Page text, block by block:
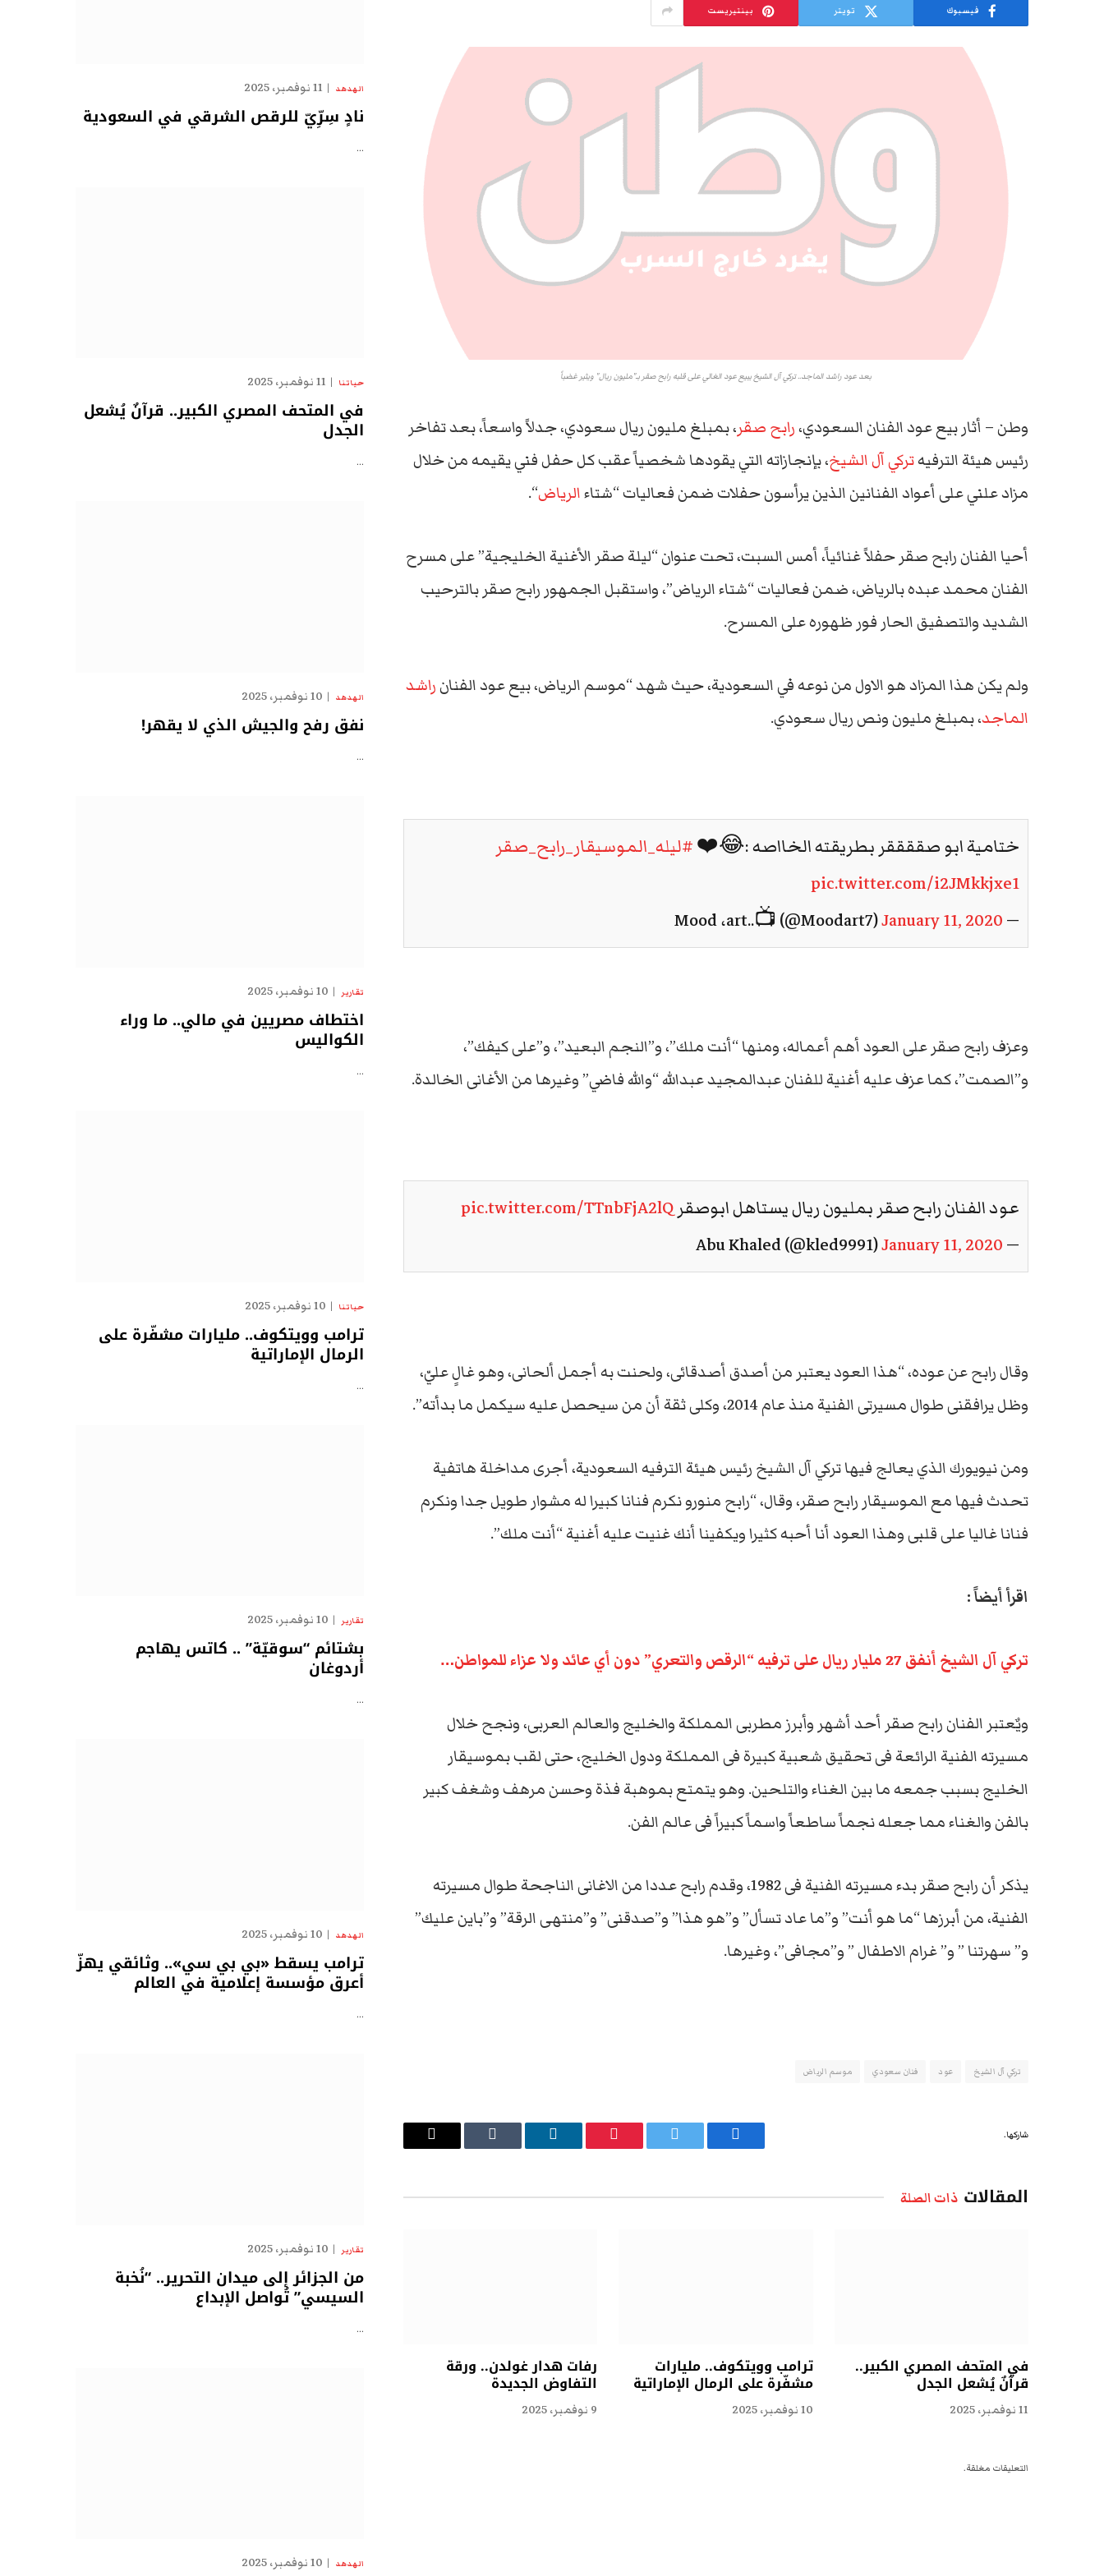
فيسبوك تويتر بينتيريست
بعد عود راشد الماجد.. تركي آل الشيخ يبيع عود الغالي على قلبه رابح صقر بـ"مليون ريال" ويثير غضباً
وطن – أثار بيع عود الفنان السعودي،رابح صقر، بمبلغ مليون ريال سعودي، جدلاً واسعاً، بعد تفاخر
رئيس هيئة الترفيهتركي آل الشيخ، بإنجازاته التي يقودها شخصياً عقب كل حفل فني يقيمه من خلال
مزاد علني على أعواد الفنانين الذين يرأسون حفلات ضمن فعاليات “شتاءالرياض“.
أحيا الفنان ​رابح صقر حفلاً غنائياً، أمس السبت، تحت عنوان “ليلة صقر الأغنية الخليجية” على مسرح
الفنان محمد عبده بالرياض، ضمن فعاليات “شتاء الرياض”، واستقبل الجمهور رابح صقر بالترحيب
الشديد والتصفيق الحار فور ظهوره على المسرح.
ولم يكن هذا المزاد هو الاول من نوعه في السعودية، حيث شهد “موسم الرياض، بيع عود الفنانراشد
الماجد، بمبلغ مليون ونص ريال سعودي.
ختامية ابو صققققر بطريقته الخااصه :😂❤️#ليله_الموسيقار_رابح_صقر
pic.twitter.com/i2JMkkjxe1
— Mood ،art..📺 (@Moodart7)January 11, 2020
وعزف رابح صقر على العود أهم أعماله، ومنها “أنت ملك”، و”النجم البعيد”، و”على كيفك”،
و”الصمت”، كما عزف عليه أغنية للفنان عبدالمجيد عبدالله “والله فاضي” وغيرها من الأغانى الخالدة.
عود الفنان رابح صقر بمليون ريال يستاهل ابوصقرpic.twitter.com/TTnbFjA2lQ
— Abu Khaled (@kled9991)
January 11, 2020
وقال رابح عن عوده، “هذا العود يعتبر من أصدق أصدقائى، ولحنت به أجمل ألحانى، وهو غالٍ عليّ،
وظل يرافقنى طوال مسيرتى الفنية منذ عام 2014، وكلى ثقة أن من سيحصل عليه سيكمل ما بدأته”.
ومن نيويورك الذي يعالج فيها تركي آل الشيخ رئيس هيئة الترفيه السعودية، أجرى مداخلة هاتفية
تحدث فيها مع الموسيقار رابح صقر، وقال، “رابح منورو نكرم فنانا كبيرا له مشوار طويل جدا ونكرم
فنانا غاليا على قلبى وهذا العود أنا أحبه كثيرا ويكفينا أنك غنيت عليه أغنية “أنت ملك”.
اقرأ أيضاً :
تركي آل الشيخ أنفق 27 مليار ريال على ترفيه “الرقص والتعري” دون أي عائد ولا عزاء للمواطن…
ويٌعتبر الفنان رابح صقر أحد أشهر وأبرز مطربى المملكة والخليج والعالم العربى، ونجح خلال
مسيرته الفنية الرائعة فى تحقيق شعبية كبيرة فى المملكة ودول الخليج، حتى لقب بموسيقار
الخليج بسبب جمعه ما بين الغناء والتلحين. وهو يتمتع بموهبة فذة وحسن مرهف وشغف كبير
بالفن والغناء مما جعله نجماً ساطعاً واسماً كبيراً فى عالم الفن.
يذكر أن رابح صقر بدء مسيرته الفنية فى 1982، وقدم رابح عددا من الاغانى الناجحة طوال مسيرته
الفنية، من أبرزها “ما هو أنت” و”ما عاد تسأل” و”هو هذا” و”صدقنى” و”منتهى الرقة” و”باين عليك”
و” سهرتنا ” و” غرام الاطفال ” و”مجافى”، وغيرها.
تركي آل الشيخ عود فنان سعودي موسم الرياض
شاركها.
فيسبوك تويتر بينتيريست لينكدإن Tumblr
البريد
المقالات ذات الصلة
في المتحف المصري الكبير..
قرآنٌ يُشعل الجدل
11 نوفمبر، 2025
ترامب وويتكوف.. مليارات
مشفّرة على الرمال الإماراتية
10 نوفمبر، 2025
رفات هدار غولدن.. ورقة
التفاوض الجديدة
9 نوفمبر، 2025
التعليقات مغلقة.
الهدهد 11 نوفمبر، 2025
نادٍ سِرِّيّ للرقص الشرقي في السعودية
…
حياتنا 11 نوفمبر، 2025
في المتحف المصري الكبير.. قرآنٌ يُشعل
الجدل
…
الهدهد 10 نوفمبر، 2025
نفق رفح والجيش الذي لا يقهر!
…
تقارير 10 نوفمبر، 2025
اختطاف مصريين في مالي.. ما وراء
الكواليس
…
حياتنا 10 نوفمبر، 2025
ترامب وويتكوف.. مليارات مشفّرة على
الرمال الإماراتية
…
تقارير 10 نوفمبر، 2025
بشتائم “سوقيّة” .. كاتس يهاجم
أردوغان
…
الهدهد 10 نوفمبر، 2025
ترامب يسقط «بي بي سي».. وثائقي يهزّ
أعرق مؤسسة إعلامية في العالم
…
تقارير 10 نوفمبر، 2025
من الجزائر إلى ميدان التحرير.. “نُخبة
السيسي” تُواصل الإبداع
…
الهدهد 10 نوفمبر، 2025